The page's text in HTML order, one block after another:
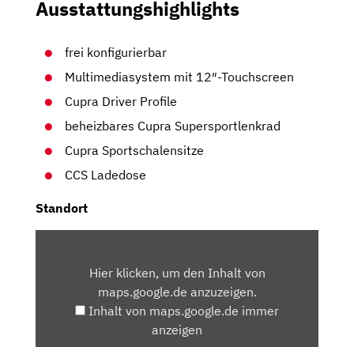
Ausstattungshighlights
frei konfigurierbar
Multimediasystem mit 12″-Touchscreen
Cupra Driver Profile
beheizbares Cupra Supersportlenkrad
Cupra Sportschalensitze
CCS Ladedose
Standort
MAPS.GOOGLE.DEHier klicken, um den Inhalt von
maps.google.de anzuzeigen.
Inhalt von maps.google.de immer
anzeigen